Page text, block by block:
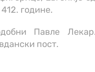
године.
Павле
пост.